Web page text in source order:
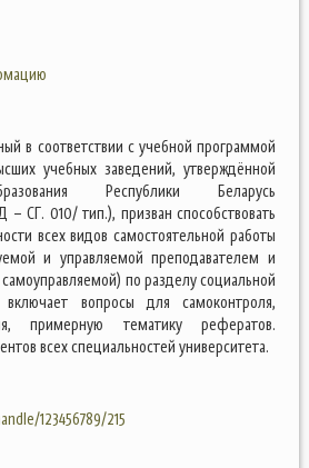
в соответствии с учебной программой
учебных заведений, утверждённой
Республики Беларусь
СГ. 010/ тип.), призван способствовать
всех видов самостоятельной работы
и управляемой преподавателем и
по разделу социальной
вопросы для самоконтроля,
примерную тематику рефератов.
всех специальностей университета.
123456789/215